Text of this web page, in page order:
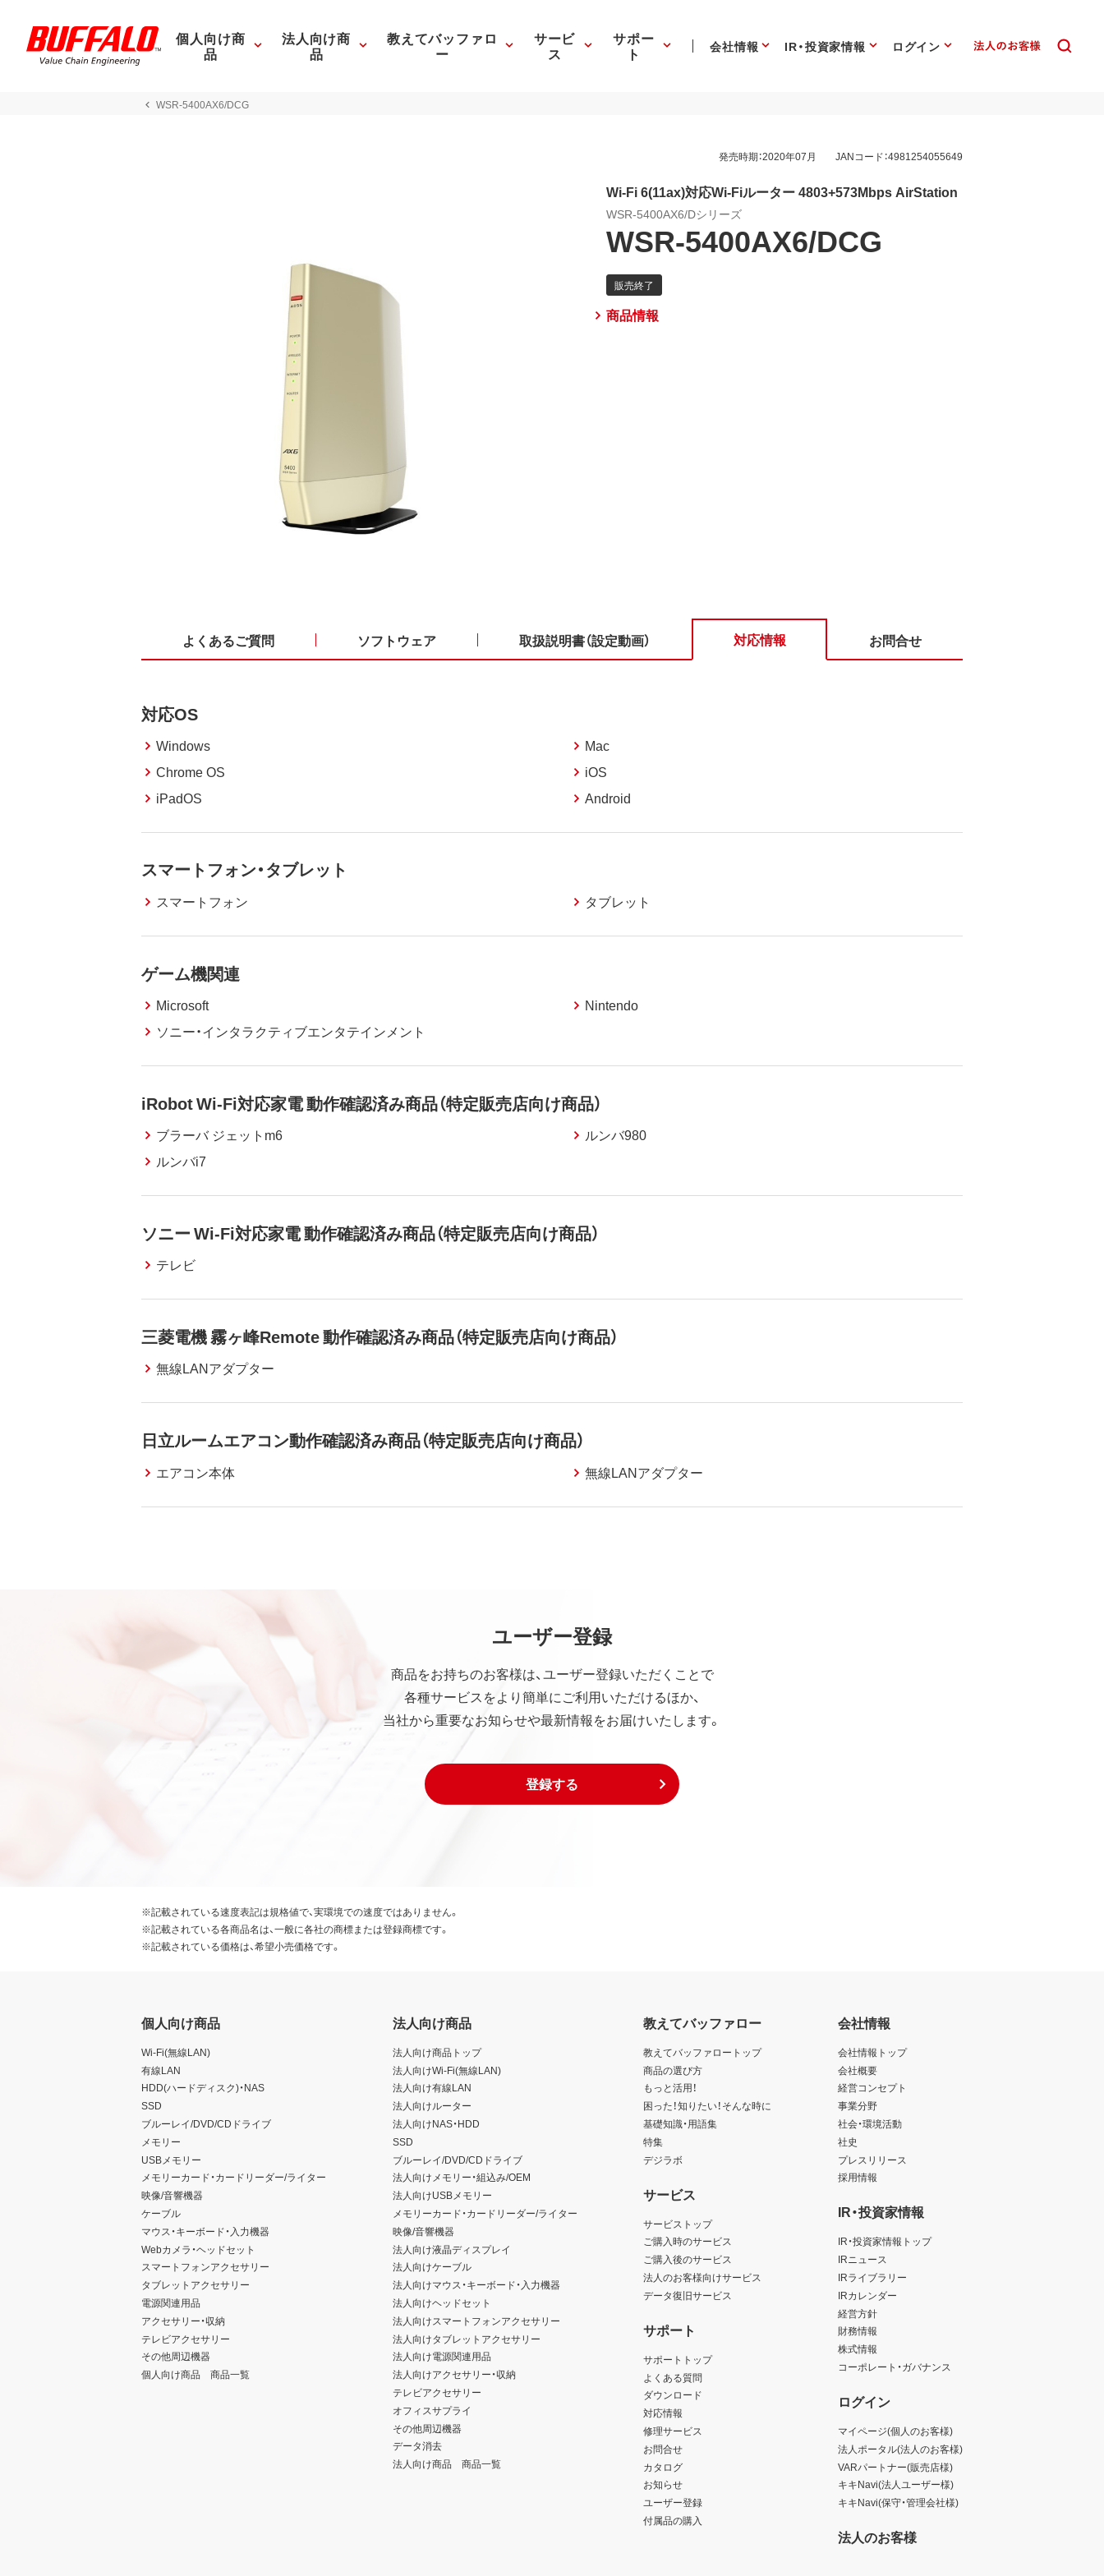
個人向け商
品
法人向け商
品
教えてバッファロ
ー
サービ
ス
サポー
ト 会社情報 IR・投資家情報 ログイン
WSR-5400AX6/DCG
発売時期：2020年07月 JANコード：4981254055649
Wi-Fi 6(11ax)対応Wi-Fiルーター 4803+573Mbps AirStation
WSR-5400AX6/Dシリーズ
WSR-5400AX6/DCG
商品情報
よくあるご質問 ソフトウェア 取扱説明書（設定動画） 対応情報 お問合せ
対応OS
Windows
Mac
Chrome OS
iOS
iPadOS
Android
スマートフォン・タブレット
スマートフォン タブレット
ゲーム機関連
Microsoft
Nintendo
ソニー・インタラクティブエンタテインメント
iRobot Wi-Fi対応家電 動作確認済み商品（特定販売店向け商品）
ブラーバ ジェットm6
ルンバ980
ルンバi7
ソニー Wi-Fi対応家電 動作確認済み商品（特定販売店向け商品）
テレビ
三菱電機 霧ヶ峰Remote 動作確認済み商品（特定販売店向け商品）
無線LANアダプター
日立ルームエアコン動作確認済み商品（特定販売店向け商品）
エアコン本体 無線LANアダプター
ユーザー登録
商品をお持ちのお客様は、ユーザー登録いただくことで
各種サービスをより簡単にご利用いただけるほか、
当社から重要なお知らせや最新情報をお届けいたします。
登録する
※記載されている速度表記は規格値で、実環境での速度ではありません。
※記載されている各商品名は、一般に各社の商標または登録商標です。
※記載されている価格は、希望小売価格です。
個人向け商品
Wi-Fi(無線LAN)
有線LAN
HDD(ハードディスク)・NAS
SSD
ブルーレイ/DVD/CDドライブ
メモリー
USBメモリー
メモリーカード・カードリーダー/ライター
映像/音響機器
ケーブル
マウス・キーボード・入力機器
Webカメラ・ヘッドセット
スマートフォンアクセサリー
タブレットアクセサリー
電源関連用品
アクセサリー・収納
テレビアクセサリー
その他周辺機器
個人向け商品 商品一覧
法人向け商品
法人向け商品トップ
法人向けWi-Fi(無線LAN)
法人向け有線LAN
法人向けルーター
法人向けNAS・HDD
SSD
ブルーレイ/DVD/CDドライブ
法人向けメモリー・組込み/OEM
法人向けUSBメモリー
メモリーカード・カードリーダー/ライター
映像/音響機器
法人向け液晶ディスプレイ
法人向けケーブル
法人向けマウス・キーボード・入力機器
法人向けヘッドセット
法人向けスマートフォンアクセサリー
法人向けタブレットアクセサリー
法人向け電源関連用品
法人向けアクセサリー・収納
テレビアクセサリー
オフィスサプライ
その他周辺機器
データ消去
法人向け商品 商品一覧
教えてバッファロー
教えてバッファロートップ
商品の選び方
もっと活用！
困った！知りたい！そんな時に
基礎知識・用語集
特集
デジラボ
サービス
サービストップ
ご購入時のサービス
ご購入後のサービス
法人のお客様向けサービス
データ復旧サービス
サポート
サポートトップ
よくある質問
ダウンロード
対応情報
修理サービス
お問合せ
カタログ
お知らせ
ユーザー登録
付属品の購入
会社情報
会社情報トップ
会社概要
経営コンセプト
事業分野
社会・環境活動
社史
プレスリリース
採用情報
IR・投資家情報
IR・投資家情報トップ
IRニュース
IRライブラリー
IRカレンダー
経営方針
財務情報
株式情報
コーポレート・ガバナンス
ログイン
マイページ(個人のお客様)
法人ポータル(法人のお客様)
VARパートナー(販売店様)
キキNavi(法人ユーザー様)
キキNavi(保守・管理会社様)
法人のお客様